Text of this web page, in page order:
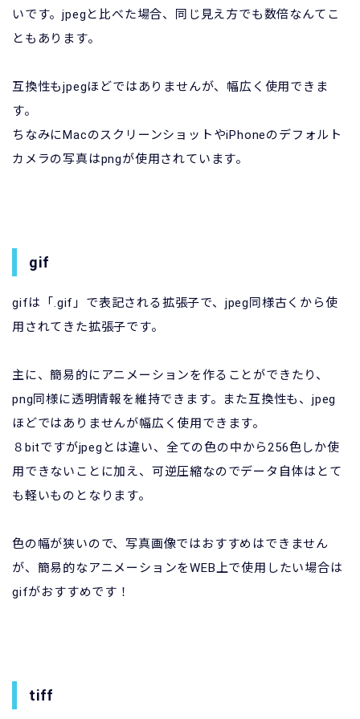
いです。jpegと比べた場合、同じ見え方でも数倍なんてこ
ともあります。
互換性もjpegほどではありませんが、幅広く使用できま
す。
ちなみにMacのスクリーンショットやiPhoneのデフォルト
カメラの写真はpngが使用されています。
gif
gifは「.gif」で表記される拡張子で、jpeg同様古くから使
用されてきた拡張子です。
主に、簡易的にアニメーションを作ることができたり、
png同様に透明情報を維持できます。また互換性も、jpeg
ほどではありませんが幅広く使用できます。
８bitですがjpegとは違い、全ての色の中から256色しか使
用できないことに加え、可逆圧縮なのでデータ自体はとて
も軽いものとなります。
色の幅が狭いので、写真画像ではおすすめはできません
が、簡易的なアニメーションをWEB上で使用したい場合は
gifがおすすめです！
tiff